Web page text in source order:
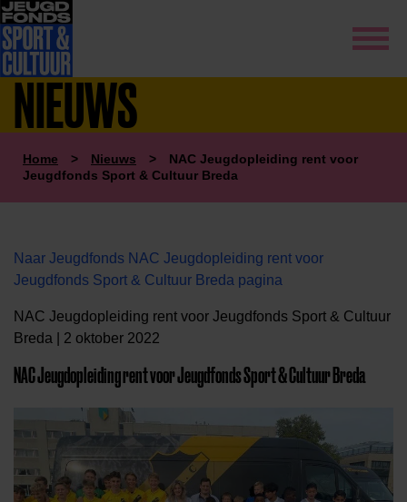
NIEUWS
Home > Nieuws >
NAC Jeugdopleiding rent voor
Jeugdfonds Sport & Cultuur Breda
Naar Jeugdfonds NAC Jeugdopleiding rent voor
Jeugdfonds Sport & Cultuur Breda pagina
NAC Jeugdopleiding rent voor Jeugdfonds Sport & Cultuur
Breda | 2 oktober 2022
NAC Jeugdopleiding rent voor Jeugdfonds Sport & Cultuur Breda